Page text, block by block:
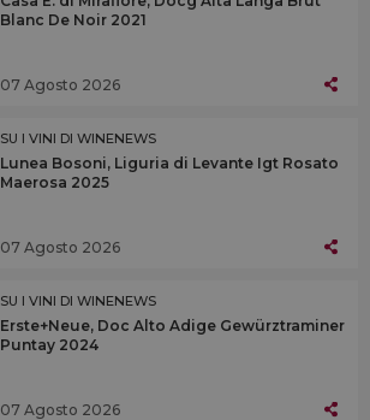
Blanc De Noir 2021
07 Agosto 2026
SU I VINI DI WINENEWS
Lunea Bosoni, Liguria di Levante Igt Rosato
Maerosa 2025
07 Agosto 2026
SU I VINI DI WINENEWS
Erste+Neue, Doc Alto Adige Gewürztraminer
Puntay 2024
07 Agosto 2026